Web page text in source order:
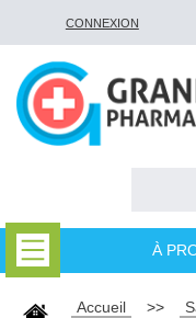
CONNEXION
À
Accueil >>